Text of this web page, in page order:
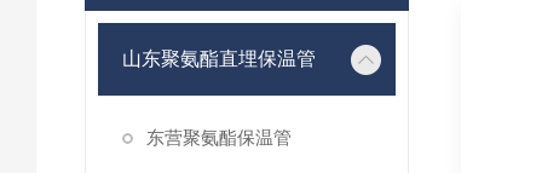
山东聚氨酯直埋保温管
东营聚氨酯保温管